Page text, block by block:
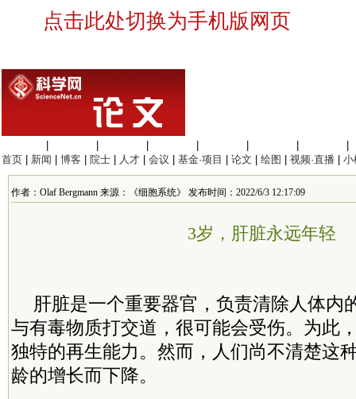
点击此处切换为手机版网页
首页
新闻 博客 院士 人才 会议 基金·项目 论文 绘图 视频·直播 小
作者：Olaf Bergmann 来源：《细胞系统》 发布时间：2022/6/3 12:17:09
3岁，肝脏永远年轻
肝脏是一个重要器官，负责清除人体内
与有毒物质打交道，很可能会受伤。为此
独特的再生能力。然而，人们尚不清楚这
龄的增长而下降。